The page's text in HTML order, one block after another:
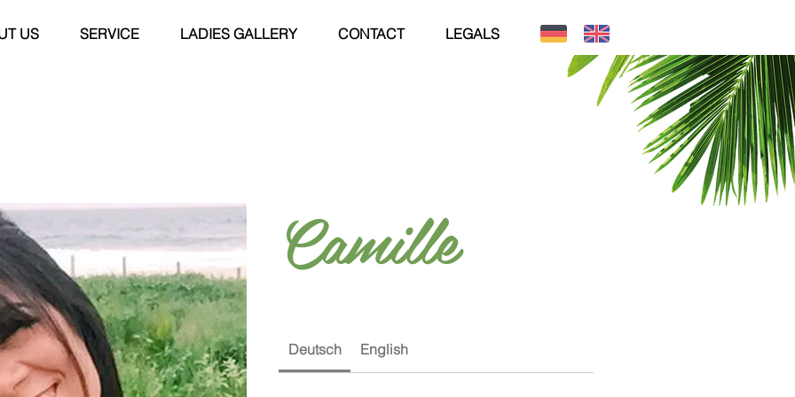
US SERVICE LADIES GALLERY CONTACT LEGALS
Camille
Deutsch English